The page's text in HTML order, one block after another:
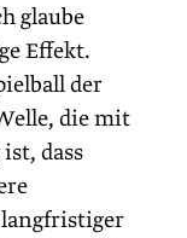
glaube
Effekt.
der
die mit
dass